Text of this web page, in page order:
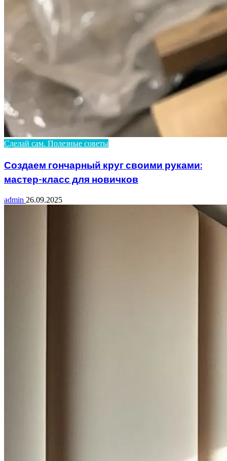
Сделай сам. Полезные советы
Создаем гончарный круг своими руками:
мастер-класс для новичков
admin 26.09.2025